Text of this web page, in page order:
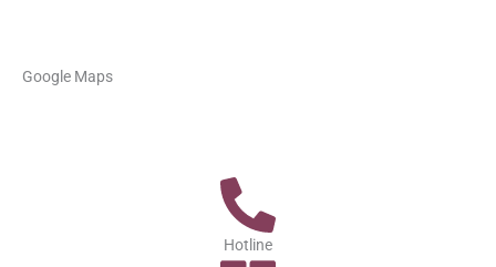
Google Maps
Hotline